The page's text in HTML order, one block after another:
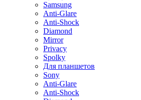
Samsung
Anti-Glare
Anti-Shock
Diamond
Mirror
Privacy
Spolky
Для планшетов
Sony
Anti-Glare
Anti-Shock